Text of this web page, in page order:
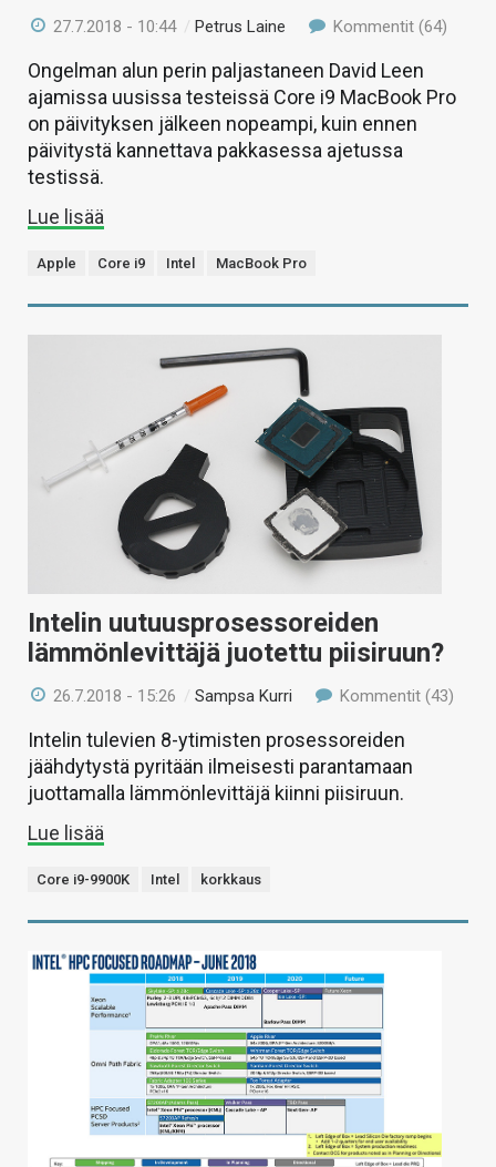
27.7.2018 - 10:44 /Petrus Laine Kommentit (64)
Ongelman alun perin paljastaneen David Leen
ajamissa uusissa testeissä Core i9 MacBook Pro
on päivityksen jälkeen nopeampi, kuin ennen
päivitystä kannettava pakkasessa ajetussa
testissä.
Lue lisää
Apple Core i9 Intel MacBook Pro
Intelin uutuusprosessoreiden
lämmönlevittäjä juotettu piisiruun?
26.7.2018 - 15:26 /Sampsa Kurri Kommentit (43)
Intelin tulevien 8-ytimisten prosessoreiden
jäähdytystä pyritään ilmeisesti parantamaan
juottamalla lämmönlevittäjä kiinni piisiruun.
Lue lisää
Core i9-9900K Intel korkkaus